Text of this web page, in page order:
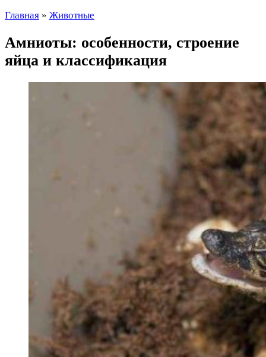
Главная » Животные
Амниоты: особенности, строение
яйца и классификация